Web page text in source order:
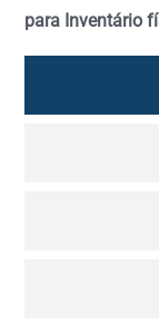
para Inventário